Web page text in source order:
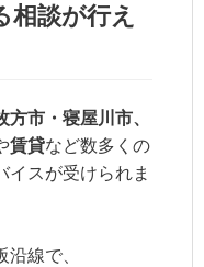
談が行え
方市・寝屋川市、
賃貸など数多くの
イスが受けられま
線で、